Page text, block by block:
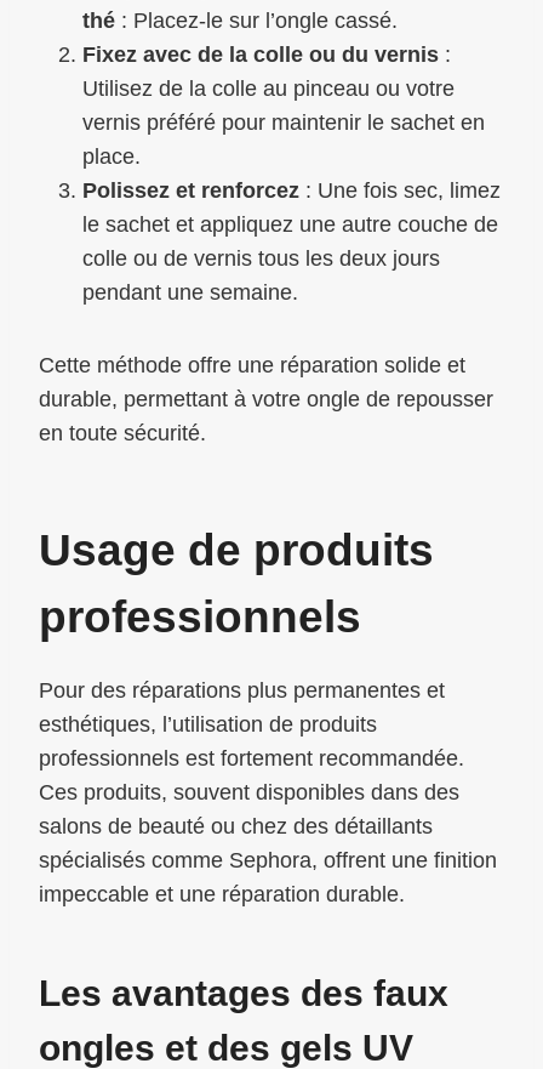
thé : Placez-le sur l’ongle cassé.
Fixez avec de la colle ou du vernis :
Utilisez de la colle au pinceau ou votre
vernis préféré pour maintenir le sachet en
place.
Polissez et renforcez : Une fois sec, limez
le sachet et appliquez une autre couche de
colle ou de vernis tous les deux jours
pendant une semaine.
Cette méthode offre une réparation solide et
durable, permettant à votre ongle de repousser
en toute sécurité.
Usage de produits
professionnels
Pour des réparations plus permanentes et
esthétiques, l’utilisation de produits
professionnels est fortement recommandée.
Ces produits, souvent disponibles dans des
salons de beauté ou chez des détaillants
spécialisés comme Sephora, offrent une finition
impeccable et une réparation durable.
Les avantages des faux
ongles et des gels UV